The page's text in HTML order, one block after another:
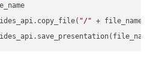
"/" + file_name,